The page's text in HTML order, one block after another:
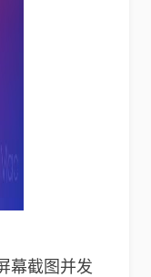
幕截图并发